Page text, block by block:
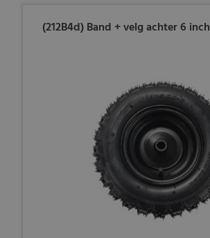
(212B4d) Band + velg achter 6